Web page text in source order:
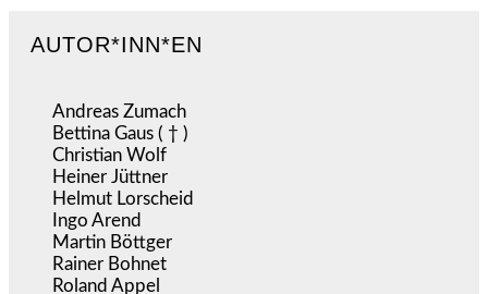
AUTOR*INN*EN
Andreas Zumach
Bettina Gaus ( † )
Christian Wolf
Heiner Jüttner
Helmut Lorscheid
Ingo Arend
Martin Böttger
Rainer Bohnet
Roland Appel